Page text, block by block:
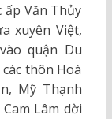
ấp Văn Thủy
xuyên Việt,
quận Du
thôn Hoà
Mỹ Thạnh
Lâm dời